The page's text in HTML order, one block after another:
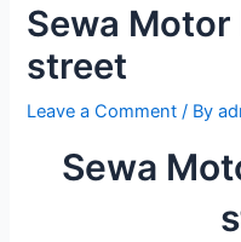
Sewa Motor
street
Leave a Comment / By
Sewa